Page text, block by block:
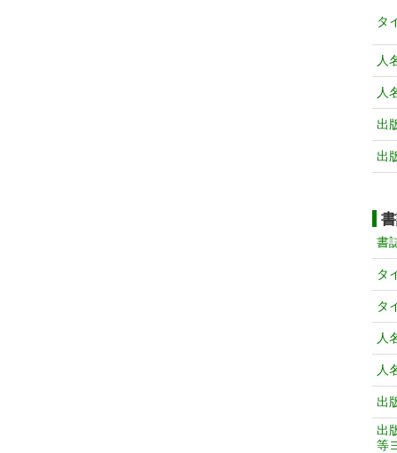
タ
人
人
出
出
書
タ
タ
人
人
出
出
等